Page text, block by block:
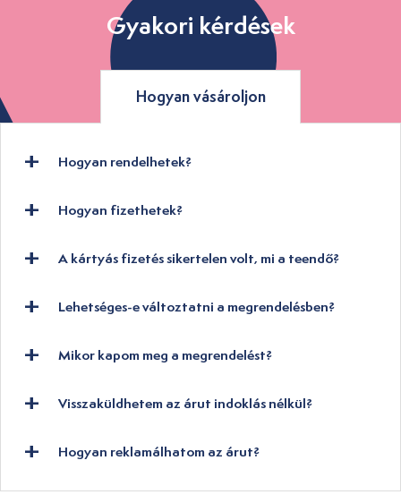
Gyakori kérdések
Hogyan vásároljon
Hogyan rendelhetek?
Hogyan fizethetek?
A kártyás fizetés sikertelen volt, mi a teendő?
Lehetséges-e változtatni a megrendelésben?
Mikor kapom meg a megrendelést?
Visszaküldhetem az árut indoklás nélkül?
Hogyan reklamálhatom az árut?